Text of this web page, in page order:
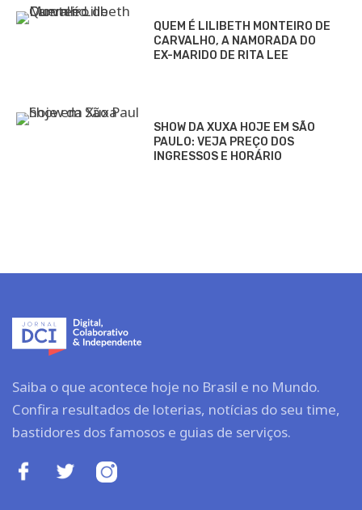
QUEM É LILIBETH MONTEIRO DE
CARVALHO, A NAMORADA DO
EX-MARIDO DE RITA LEE
SHOW DA XUXA HOJE EM SÃO
PAULO: VEJA PREÇO DOS
INGRESSOS E HORÁRIO
Saiba o que acontece hoje no Brasil e no Mundo.
Confira resultados de loterias, notícias do seu time,
bastidores dos famosos e guias de serviços.